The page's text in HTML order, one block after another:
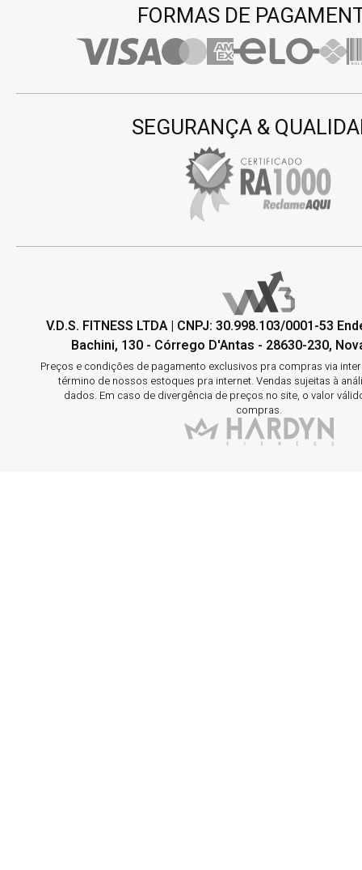
SEGURANÇA &
FORMAS DE
V.D.S. FITNESS LTDA | CNPJ: 30.998.103/0001-53
Bachini, 130 - Córrego D'Antas - 28630-230,
Preços e condições de pagamento exclusivos pra compras via
término de nossos estoques pra internet. Vendas sujeitas à
dados. Em caso de divergência de preços no site, o valor
compras.